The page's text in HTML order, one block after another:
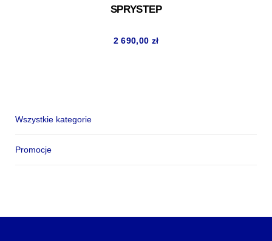
SPRYSTEP
2 690,00 zł
Wszystkie kategorie
Promocje